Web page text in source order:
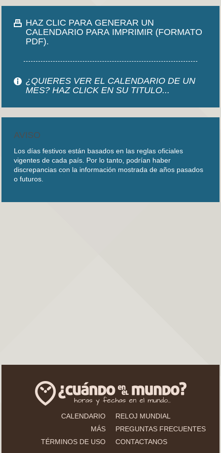
HAZ CLIC PARA GENERAR UN
CALENDARIO PARA IMPRIMIR (FORMATO
PDF).
¿QUIERES VER EL CALENDARIO DE UN
MES? HAZ CLICK EN SU TITULO...
AVISO
Los días festivos están basados en las reglas oficiales
vigentes de cada país. Por lo tanto, podrían haber
discrepancias con la información mostrada de años pasados
o futuros.
CALENDARIO
RELOJ MUNDIAL
MÁS
PREGUNTAS FRECUENTES
TÉRMINOS DE USO
CONTACTANOS